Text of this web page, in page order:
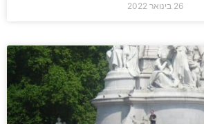
26 בינואר 2022